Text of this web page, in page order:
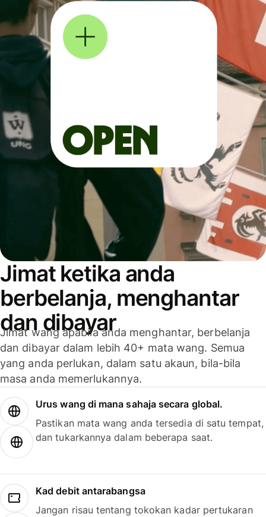
Jimat ketika anda
berbelanja, menghantar
dan dibayar
Jimat wang apabila anda menghantar, berbelanja
dan dibayar dalam lebih 40+ mata wang. Semua
yang anda perlukan, dalam satu akaun, bila-bila
masa anda memerlukannya.
Urus wang di mana sahaja secara global.
Pastikan mata wang anda tersedia di satu tempat,
dan tukarkannya dalam beberapa saat.
Kad debit antarabangsa
Jangan risau tentang tokokan kadar pertukaran